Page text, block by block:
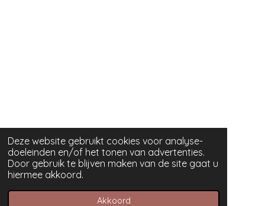
Deze website gebruikt cookies voor analyse-
doeleinden en/of het tonen van advertenties.
Door gebruik te blijven maken van de site gaat u
hiermee akkoord.
Akkoord